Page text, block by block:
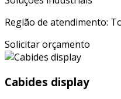
Região de atendimento:
Solicitar orçamento
Cabides display